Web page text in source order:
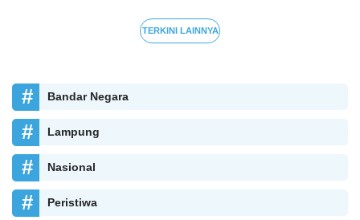
TERKINI LAINNYA
Bandar Negara
Lampung
Nasional
Peristiwa